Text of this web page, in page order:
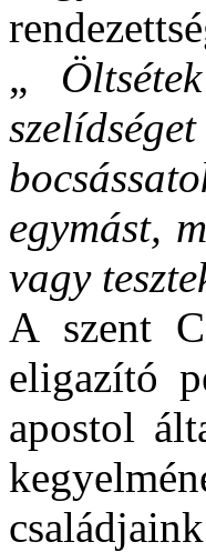
„
egymást,
vagy
A szent
eligazító
apostol